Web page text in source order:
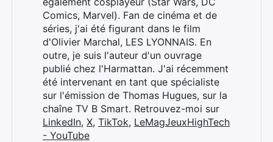
Comics, Marvel). Fan de cinéma et de
séries, j'ai été figurant dans le film
d'Olivier Marchal, LES LYONNAIS. En
outre, je suis l'auteur d'un ouvrage
publié chez l'Harmattan. J'ai récemment
été intervenant en tant que spécialiste
sur l'émission de Thomas Hugues, sur la
chaîne TV B Smart. Retrouvez-moi sur
LinkedIn, X, TikTok, LeMagJeuxHighTech
- YouTube
Rechercher
: